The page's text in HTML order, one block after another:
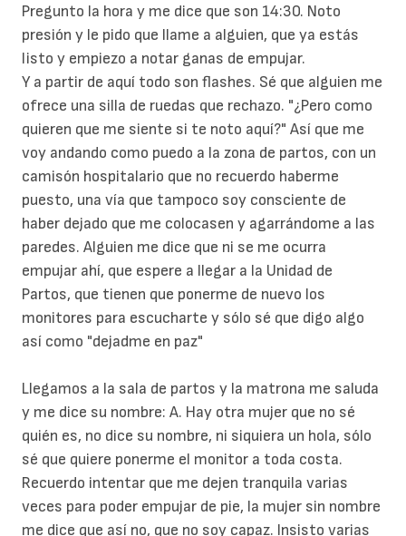
Pregunto la hora y me dice que son 14:30. Noto
presión y le pido que llame a alguien, que ya estás
listo y empiezo a notar ganas de empujar.
Y a partir de aquí todo son flashes. Sé que alguien me
ofrece una silla de ruedas que rechazo. "¿Pero como
quieren que me siente si te noto aquí?" Así que me
voy andando como puedo a la zona de partos, con un
camisón hospitalario que no recuerdo haberme
puesto, una vía que tampoco soy consciente de
haber dejado que me colocasen y agarrándome a las
paredes. Alguien me dice que ni se me ocurra
empujar ahí, que espere a llegar a la Unidad de
Partos, que tienen que ponerme de nuevo los
monitores para escucharte y sólo sé que digo algo
así como "dejadme en paz"
Llegamos a la sala de partos y la matrona me saluda
y me dice su nombre: A. Hay otra mujer que no sé
quién es, no dice su nombre, ni siquiera un hola, sólo
sé que quiere ponerme el monitor a toda costa.
Recuerdo intentar que me dejen tranquila varias
veces para poder empujar de pie, la mujer sin nombre
me dice que así no, que no soy capaz. Insisto varias